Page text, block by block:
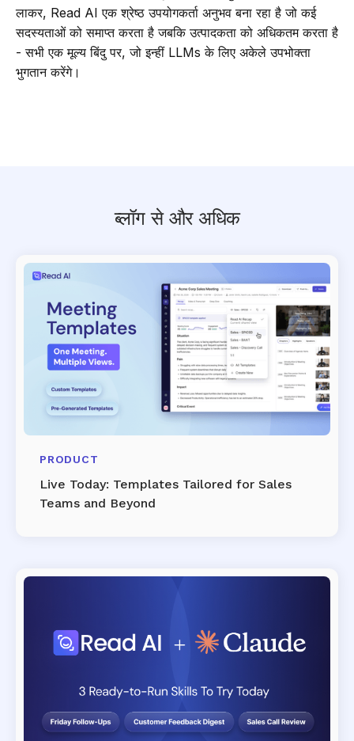
लाकर, Read AI एक श्रेष्ठ उपयोगकर्ता अनुभव बना रहा है जो कई
सदस्यताओं को समाप्त करता है जबकि उत्पादकता को अधिकतम करता है
- सभी एक मूल्य बिंदु पर, जो इन्हीं LLMs के लिए अकेले उपभोक्ता
भुगतान करेंगे।
ब्लॉग से और अधिक
PRODUCT
Live Today: Templates Tailored for Sales
Teams and Beyond